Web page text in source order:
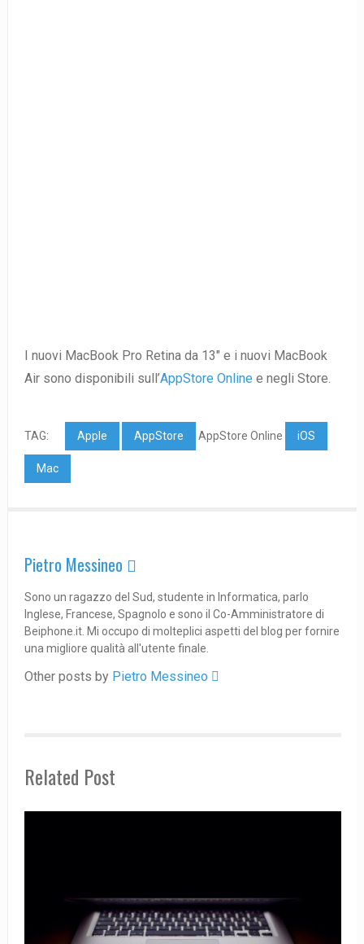
I nuovi MacBook Pro Retina da 13″ e i nuovi MacBook
Air sono disponibili sull’AppStore Online e negli Store.
TAG: Apple AppStore AppStore Online iOS
Mac
Pietro Messineo 
Sono un ragazzo del Sud, studente in Informatica, parlo
Inglese, Francese, Spagnolo e sono il Co-Amministratore di
Beiphone.it. Mi occupo di molteplici aspetti del blog per fornire
una migliore qualità all'utente finale.
Other posts by Pietro Messineo 
Related Post